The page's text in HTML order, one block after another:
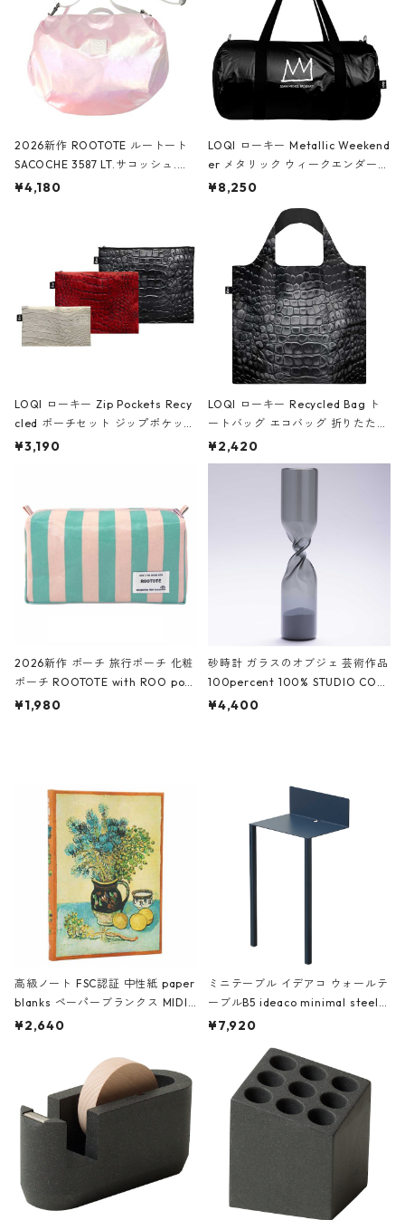
2026新作 ROOTOTE ルートート
SACOCHE 3587 LT.サコッシュ.ル
ミエ-B ショルダーバッグ グロスピ
¥4,180
LOQI ローキー Metallic Weekend
er メタリック ウィークエンダー
ボストンバッグ ショルダーバッグ
Black ジャン=ミッシェル・バスキ
ア/クラウン ブラック
¥8,250
LOQI ローキー Zip Pockets Recy
cled ポーチセット ジップポケット
ファスナーポーチ 撥水加工 トラベ
ーガンディー、オフホワイト
¥3,190
LOQI ローキー Recycled Bag ト
ートバッグ エコバッグ 折りたたみ
大きめ 撥水加工 収納ポーチ CRO
CODILE/Black クロコダイル/ブラ
¥2,420
2026新作 ポーチ 旅行ポーチ 化粧
ポーチ ROOTOTE with ROO pou
ch 3532 ルートート WR.ポーチ.ラ
¥1,980
砂時計 ガラスのオブジェ 芸術作品
100percent 100% STUDIO COH
AKU Timeless 100パーセント ス
¥4,400
高級ノート FSC認証 中性紙 paper
blanks ペーパーブランクス MIDI
ハードカバー 罫線 ヴァン・ゴッホ
¥2,640
ミニテーブル イデアコ ウォールテ
ーブルB5 ideaco minimal steel f
urniture WALL Table B5 ネイビー
¥7,920